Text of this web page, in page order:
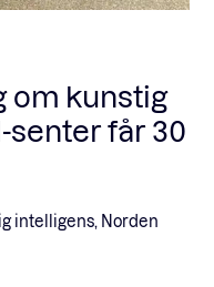
om kunstig
senter får 30
intelligens, Norden